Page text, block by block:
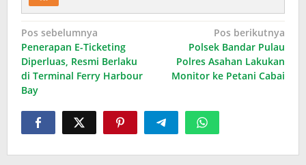
Navigasi
pos
Pos sebelumnya
Penerapan E-Ticketing
Diperluas, Resmi Berlaku
di Terminal Ferry Harbour
Bay
Pos berikutnya
Polsek Bandar Pulau
Polres Asahan Lakukan
Monitor ke Petani Cabai